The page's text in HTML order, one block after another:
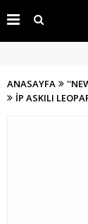
ANASAYFA
İP ASKILI